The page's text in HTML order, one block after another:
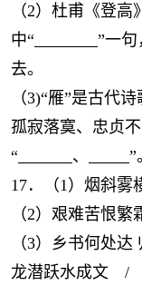
（2）杜甫《登高
中“
”一
去。
（3)“雁”是古代
孤寂落寞、忠贞
“
、
”
17．（1）烟斜
（2）艰难苦恨
（3）乡书何处
龙潜跃水成文 /